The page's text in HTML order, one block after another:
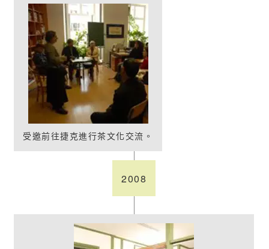
受邀前往捷克進行茶文化交流。
2008